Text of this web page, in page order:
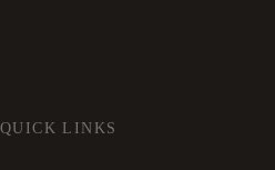
QUICK LINKS